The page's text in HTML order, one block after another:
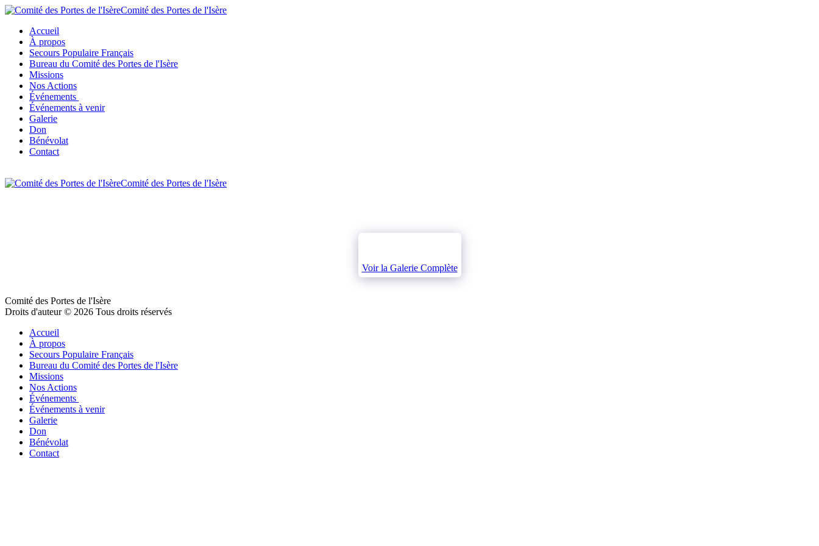
Comité des Portes de l'Isère
Accueil
À propos
Secours Populaire Français
Bureau du Comité des Portes de l'Isère
Missions
Nos Actions
Événements
Événements à venir
Galerie
Don
Bénévolat
Contact
Comité des Portes de l'Isère
Voir la Galerie Complète
Comité des Portes de l'Isère
Droits d'auteur © 2026 Tous droits réservés
Accueil
À propos
Secours Populaire Français
Bureau du Comité des Portes de l'Isère
Missions
Nos Actions
Événements
Événements à venir
Galerie
Don
Bénévolat
Contact